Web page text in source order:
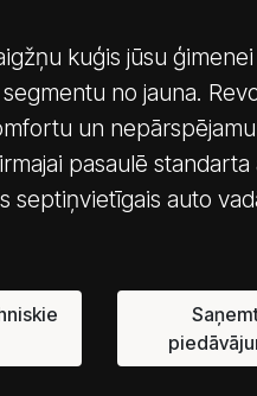
kuģis jūsu
no jauna.
un
pasaulē
septiņvietīgais auto